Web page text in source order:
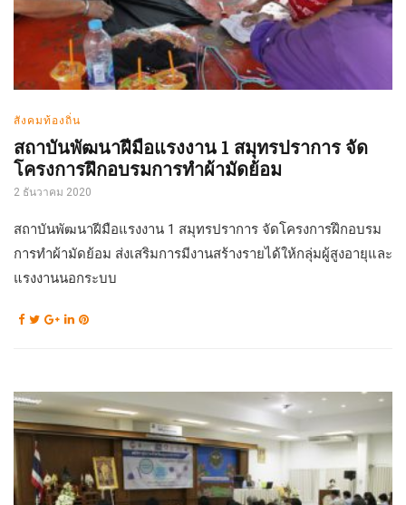
สังคมท้องถิ่น
สถาบันพัฒนาฝีมือแรงงาน 1 สมุทรปราการ จัด
โครงการฝึกอบรมการทำผ้ามัดย้อม
2 ธันวาคม 2020
สถาบันพัฒนาฝีมือแรงงาน 1 สมุทรปราการ จัดโครงการฝึกอบรม
การทำผ้ามัดย้อม ส่งเสริมการมีงานสร้างรายได้ให้กลุ่มผู้สูงอายุและ
แรงงานนอกระบบ